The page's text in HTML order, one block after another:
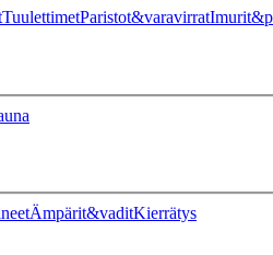
TuulettimetParistot&varavirrat
Ämpärit&vaditKierrätys